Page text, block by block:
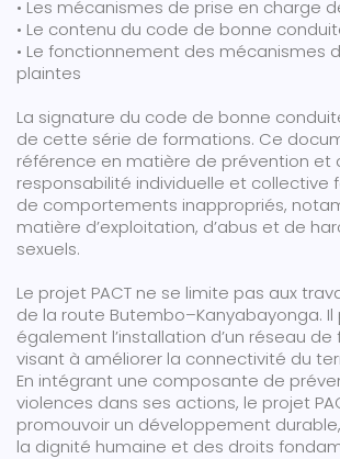
• Les mécanismes de prise en charge
• Le contenu du code de bonne
• Le fonctionnement des mécanismes
plaintes
La signature du code de bonne
de cette série de formations. Ce
référence en matière de prévention et
responsabilité individuelle et collective
de comportements inappropriés,
matière d’exploitation, d’abus et de
sexuels.
Le projet PACT ne se limite pas aux
de la route Butembo–Kanyabayonga. Il
également l’installation d’un réseau
visant à améliorer la connectivité du
En intégrant une composante de
violences dans ses actions, le projet
promouvoir un développement
la dignité humaine et des droits